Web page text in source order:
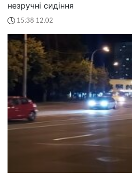
незручні сидіння
15:38 12.02